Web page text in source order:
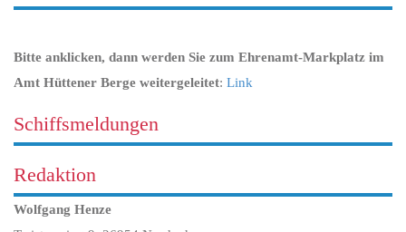
Bitte anklicken, dann werden Sie zum Ehrenamt-Markplatz im
Amt Hüttener Berge weitergeleitet: Link
Schiffsmeldungen
Redaktion
Wolfgang Henze